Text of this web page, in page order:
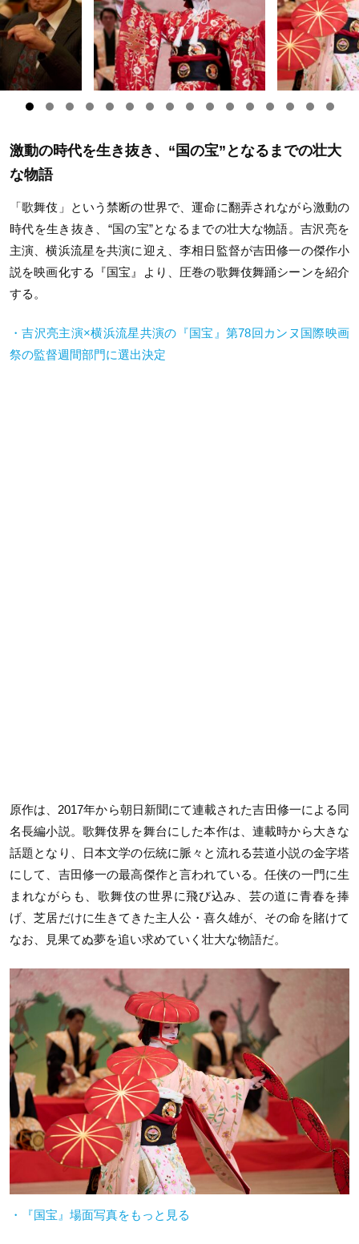
激動の時代を生き抜き、“国の宝”となるまでの壮大
な物語
「歌舞伎」という禁断の世界で、運命に翻弄されながら激動の
時代を生き抜き、“国の宝”となるまでの壮大な物語。吉沢亮を
主演、横浜流星を共演に迎え、李相日監督が吉田修一の傑作小
説を映画化する『国宝』より、圧巻の歌舞伎舞踊シーンを紹介
する。
・吉沢亮主演×横浜流星共演の『国宝』第78回カンヌ国際映画
祭の監督週間部門に選出決定
原作は、2017年から朝日新聞にて連載された吉田修一による同
名長編小説。歌舞伎界を舞台にした本作は、連載時から大きな
話題となり、日本文学の伝統に脈々と流れる芸道小説の金字塔
にして、吉田修一の最高傑作と言われている。任侠の一門に生
まれながらも、歌舞伎の世界に飛び込み、芸の道に青春を捧
げ、芝居だけに生きてきた主人公・喜久雄が、その命を賭けて
なお、見果てぬ夢を追い求めていく壮大な物語だ。
・『国宝』場面写真をもっと見る